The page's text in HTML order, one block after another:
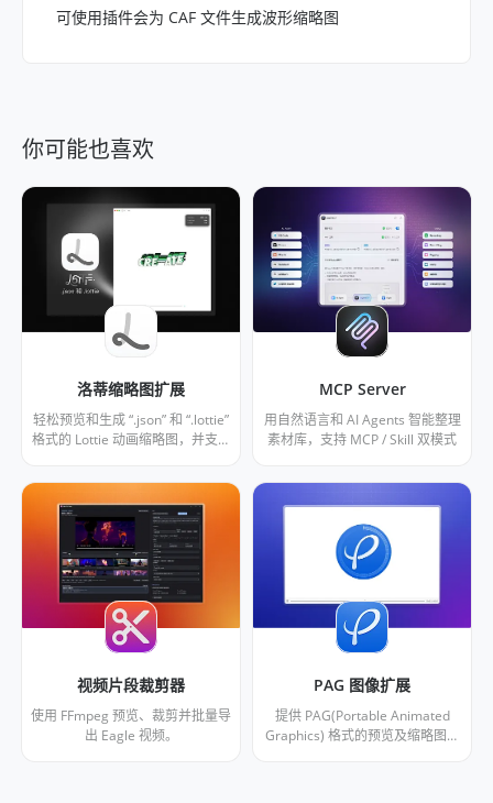
可使用插件会为 CAF 文件生成波形缩略图
你可能也喜欢
洛蒂缩略图扩展
轻松预览和生成 “.json” 和 “.lottie”
格式的 Lottie 动画缩略图，并支持
率、时长）。
MCP Server
用自然语言和 AI Agents 智能整理
素材库，支持 MCP / Skill 双模式
视频片段裁剪器
使用 FFmpeg 预览、裁剪并批量导
出 Eagle 视频。
PAG 图像扩展
提供 PAG(Portable Animated
Graphics) 格式的预览及缩略图生